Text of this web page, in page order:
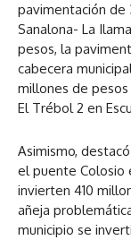
pavimentación de
Sanalona- La
pesos, la
cabecera
millones de pesos
El Trébol 2 en
Asimismo,
el puente Colosio
invierten 410
añeja
municipio se